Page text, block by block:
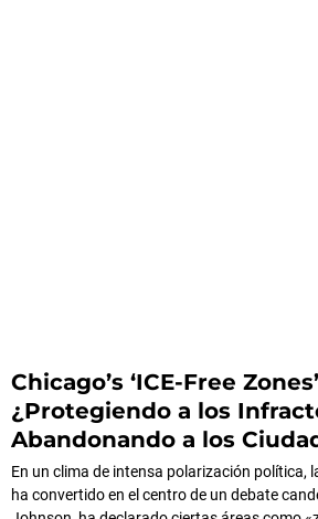
Chicago’s ‘ICE-Free
¿Protegiendo a los
Abandonando a los
En un clima de intensa polarización política,
ha convertido en el centro de un debate